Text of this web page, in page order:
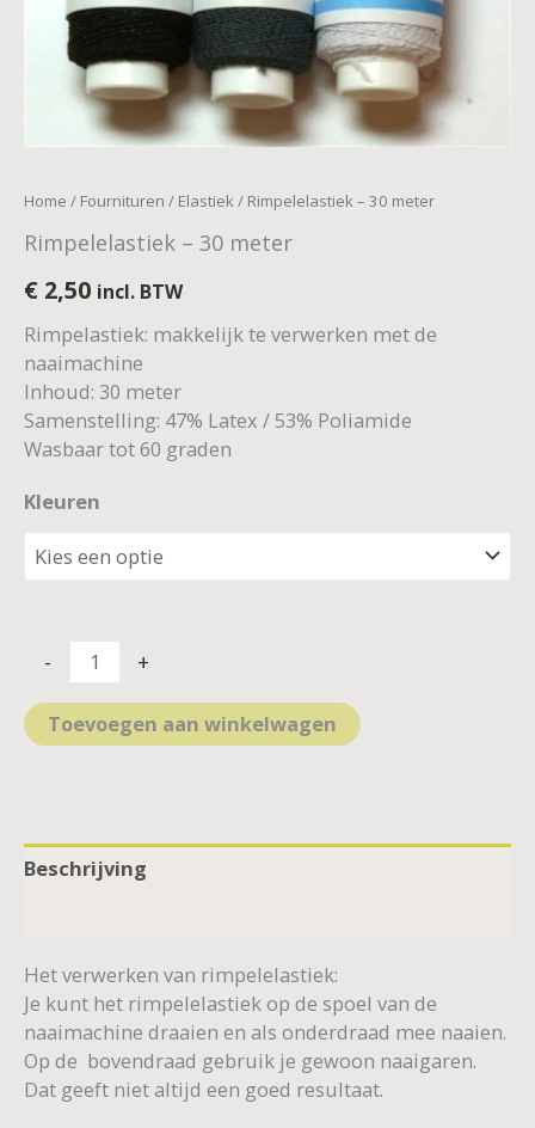
Home / Fournituren / Elastiek/ Rimpelelastiek – 30 meter
Rimpelelastiek – 30 meter
€ 2,50 incl. BTW
Rimpelastiek: makkelijk te verwerken met de
naaimachine
Inhoud: 30 meter
Samenstelling: 47% Latex / 53% Poliamide
Wasbaar tot 60 graden
Kleuren
- +
Toevoegen aan winkelwagen
Beschrijving
Het verwerken van rimpelelastiek:
Je kunt het rimpelelastiek op de spoel van de
naaimachine draaien en als onderdraad mee naaien.
Op de bovendraad gebruik je gewoon naaigaren.
Dat geeft niet altijd een goed resultaat.